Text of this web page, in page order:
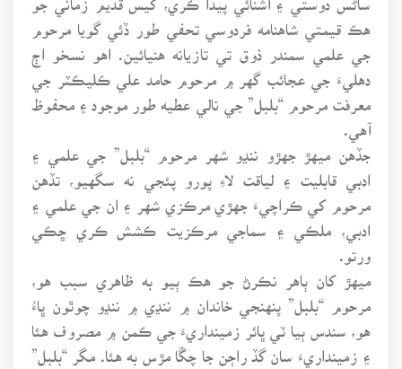
هڪ قيمتي شاهنامه فردوسي تحفي طور ڏئي گويا مرحوم
جي علمي سمندر ذوق تي تازيانه هنيائين. اهو نسخو اڄ
دهليءَ جي عجائب گهر ۾ مرحوم حامد علي ڪليڪٽر جي
معرفت مرحوم “بلبل” جي نالي عطيه طور موجود ۽ محفوظ
آهي.
جڏهن ميهڙ جهڙو ننڍو شهر مرحوم “بلبل” جي علمي ۽
ادبي قابليت ۽ لياقت لاءِ پورو پئجي نه سگهيو، تڏهن
مرحوم کي ڪراچيءَ جهڙي مرڪزي شهر ۽ ان جي علمي ۽
ادبي، ملڪي ۽ سماجي مرڪزيت ڪشش ڪري ڇڪي
ميهڙ کان ٻاهر نڪرڻ جو هڪ ٻيو به ظاهري سبب هو،
مرحوم “بلبل” پنهنجي خاندان ۾ ننڍي ۾ ننڍو چوٿون ڀاءُ
هو، سندس ٻيا ٽي ڀائر زمينداريءَ جي ڪمن ۾ مصروف هئا
۽ زمينداريءَ سان گڏ راڄن جا چڱا مڙس به هئا. مگر “بلبل”